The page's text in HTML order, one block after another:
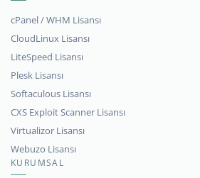
cPanel / WHM Lisansı
CloudLinux Lisansı
LiteSpeed Lisansı
Plesk Lisansı
Softaculous Lisansı
CXS Exploit Scanner Lisansı
Virtualizor Lisansı
Webuzo Lisansı
KURUMSAL